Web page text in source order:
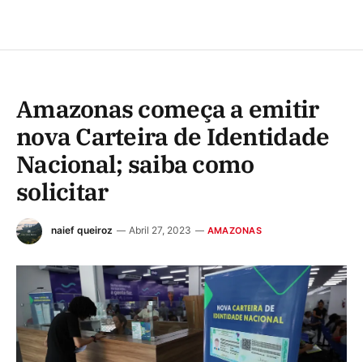
Amazonas começa a emitir
nova Carteira de Identidade
Nacional; saiba como
solicitar
naief queiroz Abril 27, 2023 AMAZONAS